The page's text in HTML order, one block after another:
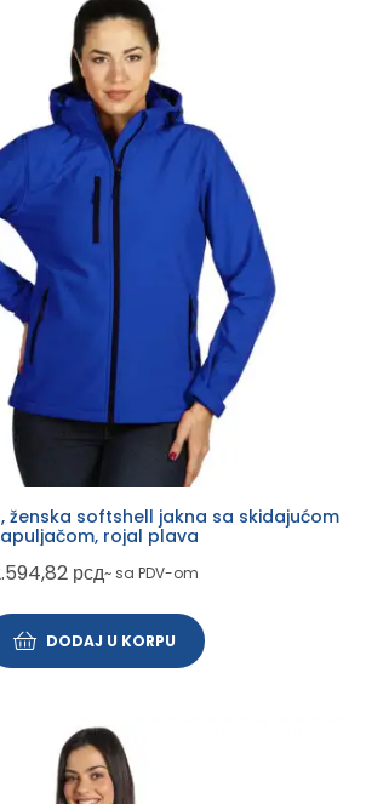
ženska softshell jakna sa skidajućom
rojal plava
рсд~ sa PDV-om
DODAJ U KORPU